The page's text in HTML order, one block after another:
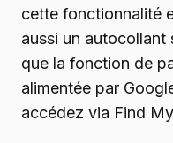
cette fonctionnalité
aussi un autocollant
que la fonction de
alimentée par
accédez via Find